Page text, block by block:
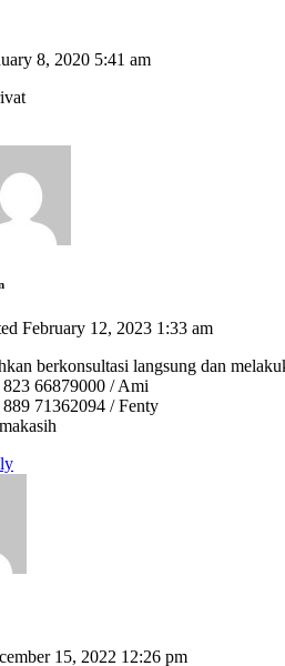
8, 2020 5:41 am
February 12, 2023 1:33 am
berkonsultasi langsung dan
66879000 / Ami
71362094 / Fenty
15, 2022 12:26 pm